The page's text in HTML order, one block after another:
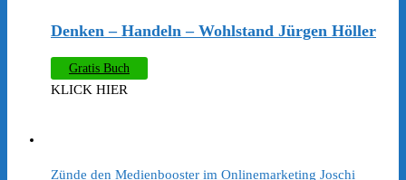
Denken – Handeln – Wohlstand Jürgen Höller
Gratis Buch
KLICK HIER
​Zünde den Medienbooster im Onlinemarketing Joschi